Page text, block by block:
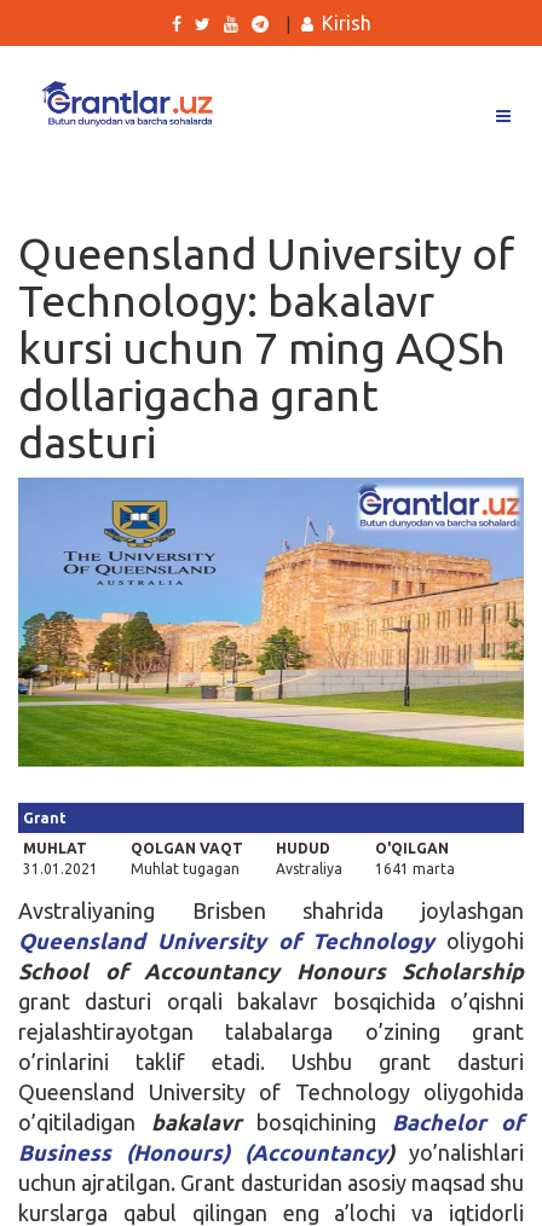
Ishlar
Kurslar
Blog
Yana
Kirish
Kirish
Queensland University of
Technology: bakalavr
kursi uchun 7 ming AQSh
dollarigacha grant
dasturi
Grant
MUHLAT
31.01.2021
QOLGAN VAQT
Muhlat tugagan
HUDUD
Avstraliya
O'QILGAN
1641 marta
Avstraliyaning Brisben shahrida joylashgan
Queensland University of Technology oliygohi
School of Accountancy Honours Scholarship
grant dasturi orqali bakalavr bosqichida o’qishni
rejalashtirayotgan talabalarga o’zining grant
o’rinlarini taklif etadi. Ushbu grant dasturi
Queensland University of Technology oliygohida
o’qitiladigan
bakalavrbosqichining
Bachelor of
Business (Honours) (Accountancy)yo’nalishlari
uchun ajratilgan. Grant dasturidan asosiy maqsad shu
kurslarga qabul qilingan eng a’lochi va iqtidorli